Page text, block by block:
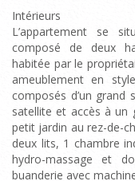
Intérieurs
L’appartement se
composé de deux
habitée par le
ameublement en
composés d’un grand
satellite et accès à un
petit jardin au rez-de-
deux lits, 1 chambre
hydro-massage et
buanderie avec